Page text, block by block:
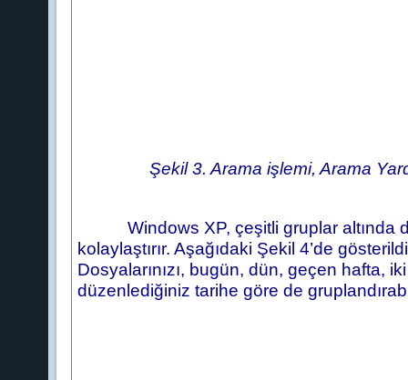
Şekil 3. Arama işlemi, Arama
Windows XP, çeşitli gruplar altında
kolaylaştırır. Aşağıdaki Şekil 4’de
Dosyalarınızı, bugün, dün, geçen hafta,
düzenlediğiniz tarihe göre de